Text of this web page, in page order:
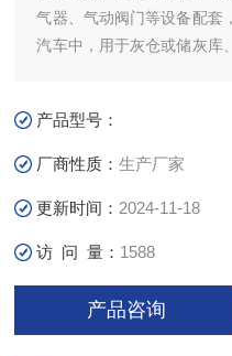
气器、气动阀门等设备配套
汽车中，用于灰仓或储灰库
外溢，是散装粉、粒状物料
送帆布伸缩节，实时报价
产品型号：
厂商性质：生产厂家
更新时间： 2024-11-18
访 问 量： 1588
产品咨询